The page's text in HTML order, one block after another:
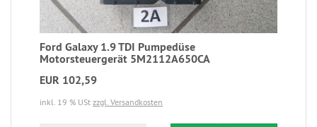
Ford Galaxy 1.9 TDI Pumpedüse
Motorsteuergerät 5M2112A650CA
EUR 102,59
inkl. 19 % USt zzgl. Versandkosten